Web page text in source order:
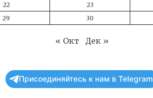
22 23
29 30
« Окт Дек »
Присоединяйтесь к нам в Telegram